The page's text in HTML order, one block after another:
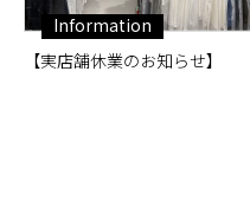
Information
【実店舗休業のお知らせ】